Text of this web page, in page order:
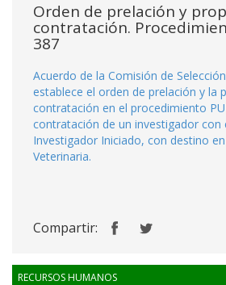
Orden de prelación y
contratación.
387
Acuerdo de la Comisión de
establece el orden de prelación y la
contratación en el procedimiento
contratación de un investigador con
Investigador Iniciado, con destino
Veterinaria.
Compartir:
RECURSOS HUMANOS